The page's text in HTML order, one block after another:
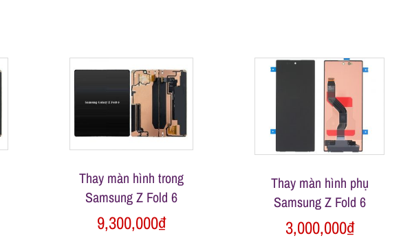
Thay màn hình trong
Samsung Z Fold 6
9,300,000₫
Thay màn hình phụ
Samsung Z Fold 6
3,000,000₫